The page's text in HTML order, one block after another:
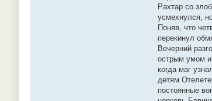
Рахтар со
усмехнулся,
Поняв, что
перекинул
Вечерний
острым умом и
когда маг
детям
постоянные